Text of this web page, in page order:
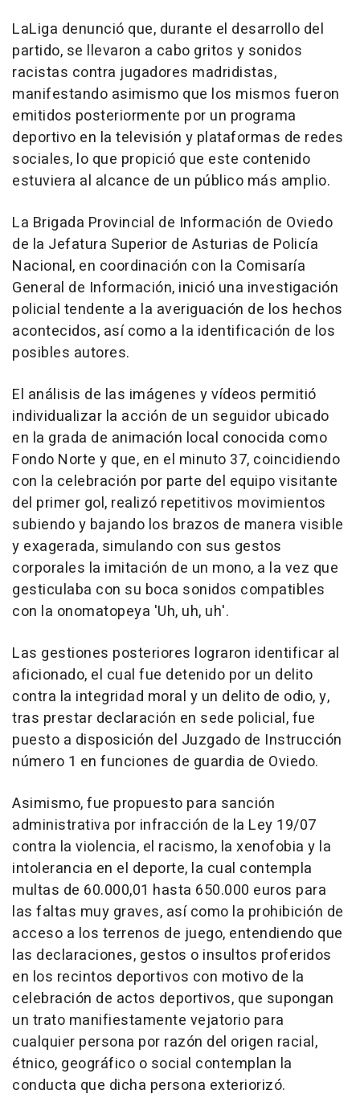
LaLiga denunció que, durante el desarrollo del
partido, se llevaron a cabo gritos y sonidos
racistas contra jugadores madridistas,
manifestando asimismo que los mismos fueron
emitidos posteriormente por un programa
deportivo en la televisión y plataformas de redes
sociales, lo que propició que este contenido
estuviera al alcance de un público más amplio.
La Brigada Provincial de Información de Oviedo
de la Jefatura Superior de Asturias de Policía
Nacional, en coordinación con la Comisaría
General de Información, inició una investigación
policial tendente a la averiguación de los hechos
acontecidos, así como a la identificación de los
posibles autores.
El análisis de las imágenes y vídeos permitió
individualizar la acción de un seguidor ubicado
en la grada de animación local conocida como
Fondo Norte y que, en el minuto 37, coincidiendo
con la celebración por parte del equipo visitante
del primer gol, realizó repetitivos movimientos
subiendo y bajando los brazos de manera visible
y exagerada, simulando con sus gestos
corporales la imitación de un mono, a la vez que
gesticulaba con su boca sonidos compatibles
con la onomatopeya 'Uh, uh, uh'.
Las gestiones posteriores lograron identificar al
aficionado, el cual fue detenido por un delito
contra la integridad moral y un delito de odio, y,
tras prestar declaración en sede policial, fue
puesto a disposición del Juzgado de Instrucción
número 1 en funciones de guardia de Oviedo.
Asimismo, fue propuesto para sanción
administrativa por infracción de la Ley 19/07
contra la violencia, el racismo, la xenofobia y la
intolerancia en el deporte, la cual contempla
multas de 60.000,01 hasta 650.000 euros para
las faltas muy graves, así como la prohibición de
acceso a los terrenos de juego, entendiendo que
las declaraciones, gestos o insultos proferidos
en los recintos deportivos con motivo de la
celebración de actos deportivos, que supongan
un trato manifiestamente vejatorio para
cualquier persona por razón del origen racial,
étnico, geográfico o social contemplan la
conducta que dicha persona exteriorizó.